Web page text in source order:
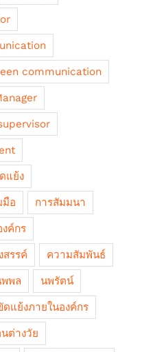
communication
แย้ง
มือ การสัมมนา
ค์กร
สรรค์ ความสัมพันธ์
พล นพรัตน์
แย้งภายในองค์กร
ต่างวัย